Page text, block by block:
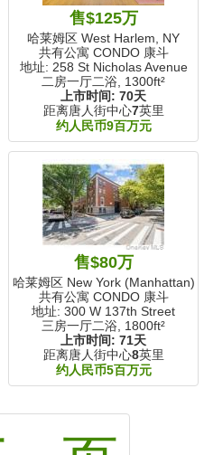
售$125万
哈莱姆区 West Harlem, NY
共有公寓 CONDO 康斗
地址: 258 St Nicholas Avenue
二房一厅二浴, 1300ft²
上市时间: 70天
距离唐人街中心7英里
约人民币9百万元
售$80万
哈莱姆区 New York (Manhattan),
共有公寓 CONDO 康斗
地址: 300 W 137th Street
三房一厅二浴, 1800ft²
上市时间: 71天
距离唐人街中心8英里
约人民币5百万元